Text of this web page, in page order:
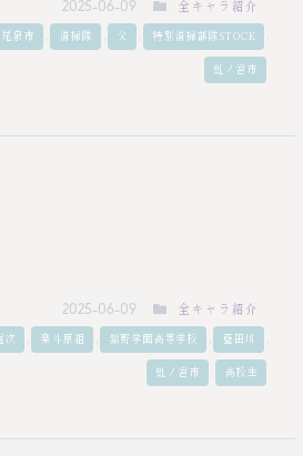
2025-06-09 全キャラ紹介
尾泉市 , 清掃隊 , 父 , 特別清掃部隊STOCK ,
虹ノ宮市
2025-06-09 全キャラ紹介
次 , 楽斗原組 , 紫野学園高等学校 , 藍田川 ,
虹ノ宮市 , 高校生